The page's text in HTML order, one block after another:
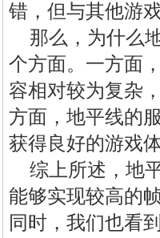
错，但与其他游
那么，为什么
个方面。一方面
容相对较为复杂
方面，地平线的
获得良好的游戏
综上所述，地
能够实现较高的
同时，我们也看